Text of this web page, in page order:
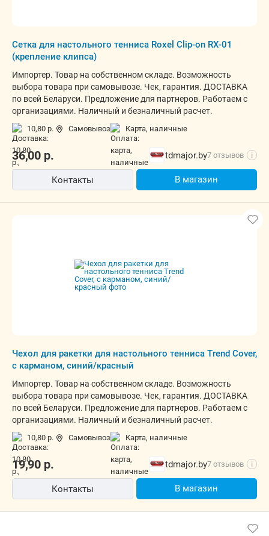
Сетка для настольного тенниса Roxel Clip-on RX-01
(крепление клипса)
Импортер. Товар на собственном складе. Возможность
выбора товара при самовывозе. Чек, гарантия. ДОСТАВКА
по всей Беларуси. Предложение для партнеров. Работаем с
организациями. Наличный и безналичный расчет.
10,80 р. Самовывоз карта, наличные
36,00 р. tdmajor.by7 отзывов i
Контакты В магазин
Чехол для ракетки для настольного тенниса Trend Cover,
с карманом, синий/красный
Импортер. Товар на собственном складе. Возможность
выбора товара при самовывозе. Чек, гарантия. ДОСТАВКА
по всей Беларуси. Предложение для партнеров. Работаем с
организациями. Наличный и безналичный расчет.
10,80 р. Самовывоз карта, наличные
19,90 р. tdmajor.by7 отзывов i
Контакты В магазин